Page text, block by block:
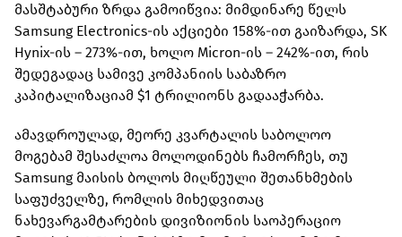
მასშტაბური ზრდა გამოიწვია: მიმდინარე წელს
Samsung Electronics-ის აქციები 158%-ით გაიზარდა, SK
Hynix-ის – 273%-ით, ხოლო Micron-ის – 242%-ით, რის
შედეგადაც სამივე კომპანიის საბაზრო
კაპიტალიზაციამ $1 ტრილიონს გადააჭარბა.
ამავდროულად, მეორე კვარტალის საბოლოო
მოგებამ შესაძლოა მოლოდინებს ჩამორჩეს, თუ
Samsung მაისის ბოლოს მიღწეული შეთანხმების
საფუძველზე, რომლის მიხედვითაც
ნახევარგამტარების დივიზიონის საოპერაციო